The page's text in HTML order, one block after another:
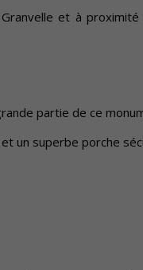
et à
partie de ce
un superbe porche